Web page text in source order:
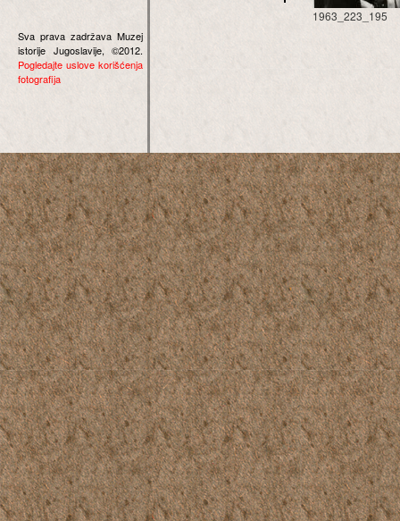
Sva prava zadržava Muzej
istorije Jugoslavije, ©2012.
Pogledajte uslove korišćenja
fotografija
1963_223_195